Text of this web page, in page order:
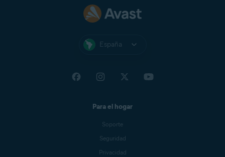
España
Para el hogar
Soporte
Seguridad
Privacidad